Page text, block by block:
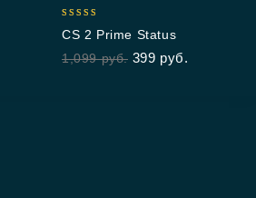
out of 5
CS 2 Prime Status
1,099руб. 399 руб.